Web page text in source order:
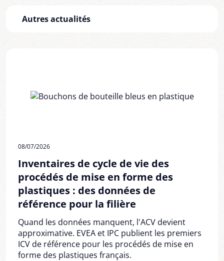
Autres actualités
08/07/2026
Inventaires de cycle de vie des
procédés de mise en forme des
plastiques : des données de
référence pour la filière
Quand les données manquent, l'ACV devient
approximative. EVEA et IPC publient les premiers
ICV de référence pour les procédés de mise en
forme des plastiques français.